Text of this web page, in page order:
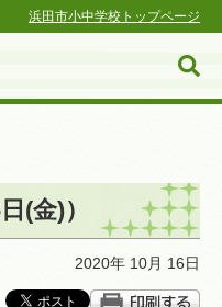
浜田市小中学校トップページ
(金)）
2020年 10月 16日